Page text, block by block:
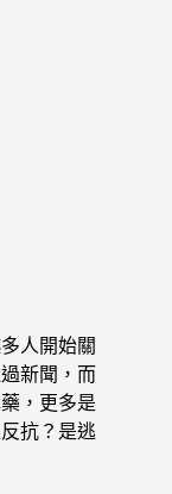
人開始關
新聞，而
，更多是
抗？是逃